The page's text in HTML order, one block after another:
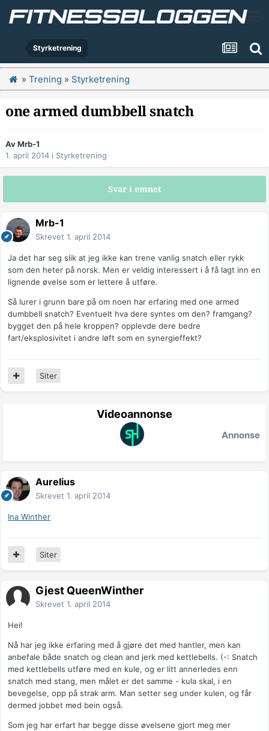
Styrketrening
» Trening » Styrketrening
one armed dumbbell snatch
AvMrb-1
1. april 2014 i Styrketrening
Svar i emnet
Mrb-1
Skrevet 1. april 2014
Ja det har seg slik at jeg ikke kan trene vanlig snatch eller rykk
som den heter på norsk. Men er veldig interessert i å få lagt inn en
lignende øvelse som er lettere å utføre.
Så lurer i grunn bare på om noen har erfaring med one armed
dumbbell snatch? Eventuelt hva dere syntes om den? framgang?
bygget den på hele kroppen? opplevde dere bedre
fart/eksplosivitet i andre løft som en synergieffekt?
Siter
Videoannonse
Annonse
Aurelius
Skrevet 1. april 2014
Ina Winther
Siter
Gjest QueenWinther
Skrevet 1. april 2014
Hei!
Nå har jeg ikke erfaring med å gjøre det med hantler, men kan
anbefale både snatch og clean and jerk med kettlebells. (-: Snatch
med kettlebells utføre med en kule, og er litt annerledes enn
snatch med stang, men målet er det samme - kula skal, i en
bevegelse, opp på strak arm. Man setter seg under kulen, og får
dermed jobbet med bein også.
Som jeg har erfart har begge disse øvelsene gjort meg mer